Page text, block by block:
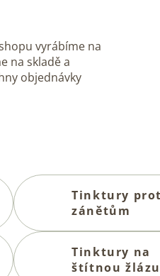
vyrábíme na
na skladě a
objednávky
Tinktury
zánětům
Tinktury na
štítnou